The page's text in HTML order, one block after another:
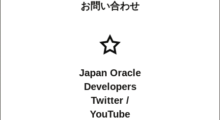
お問い合わせ
Japan Oracle
Developers
Twitter /
YouTube